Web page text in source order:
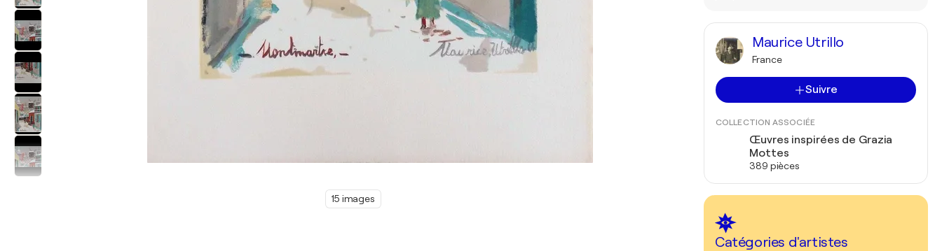
15 images
Maurice Utrillo
France
Suivre
COLLECTION ASSOCIÉE
Œuvres inspirées de Grazia
Mottes
389 pièces
Catégories d'artistes